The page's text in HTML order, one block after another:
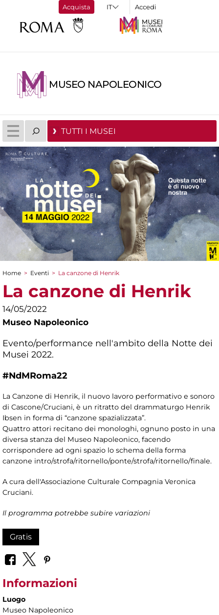
Acquista Accedi
MUSEO NAPOLEONICO
TUTTI I MUSEI
Tu sei qui
Home > Eventi > La canzone di Henrik
La canzone di Henrik
14/05/2022
Museo Napoleonico
Evento/performance nell'ambito della Notte dei
Musei 2022.
#NdMRoma22
La Canzone di Henrik, il nuovo lavoro performativo e sonoro
di Cascone/Cruciani, è un ritratto del drammaturgo Henrik
Ibsen in forma di “canzone spazializzata”.
Quattro attori recitano dei monologhi, ognuno posto in una
diversa stanza del Museo Napoleonico, facendo
corrispondere ad ogni spazio lo schema della forma
canzone intro/strofa/ritornello/ponte/strofa/ritornello/finale.
A cura dell'Associazione Culturale Compagnia Veronica
Cruciani.
Il programma potrebbe subire variazioni
Gratis
Informazioni
Luogo
Museo Napoleonico